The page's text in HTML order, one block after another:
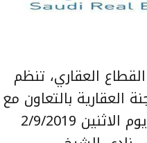
العقاري، تنظم
العقارية بالتعاون مع
المعهد العقاري السعودي يوم الاثنين 2/9/2019